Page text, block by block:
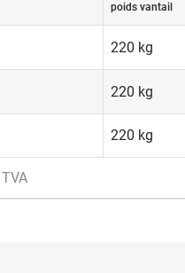
poids vantail
220 kg
220 kg
220 kg